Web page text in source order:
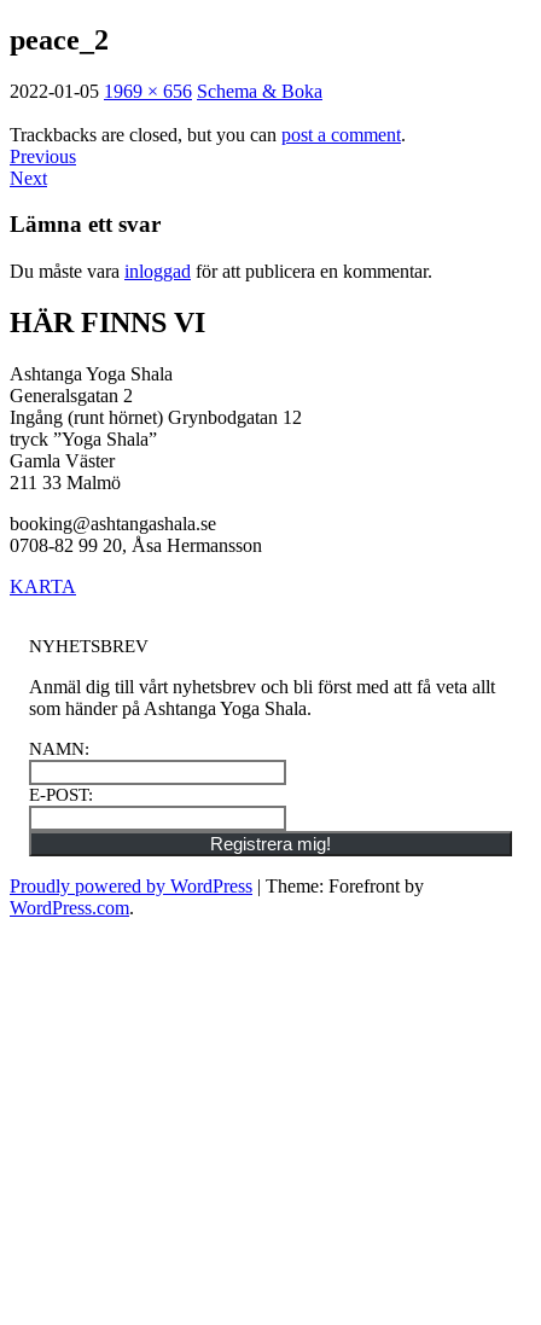
peace_2
2022-01-05 1969 × 656 Schema & Boka
Trackbacks are closed, but you can post a comment.
Previous
Next
Lämna ett svar
Du måste vara inloggad för att publicera en kommentar.
HÄR FINNS VI
Ashtanga Yoga Shala
Generalsgatan 2
Ingång (runt hörnet) Grynbodgatan 12
tryck ”Yoga Shala”
Gamla Väster
211 33 Malmö
booking@ashtangashala.se
0708-82 99 20, Åsa Hermansson
KARTA
NYHETSBREV
Anmäl dig till vårt nyhetsbrev och bli först med att få veta allt
som händer på Ashtanga Yoga Shala.
NAMN:
E-POST:
Registrera mig!
Proudly powered by WordPress | Theme: Forefront by
WordPress.com.